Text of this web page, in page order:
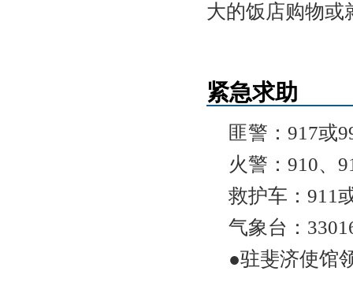
大的饭店购物或
紧急求助
匪警：917或
火警：910、
救护车：911
气象台：
●驻斐济使馆